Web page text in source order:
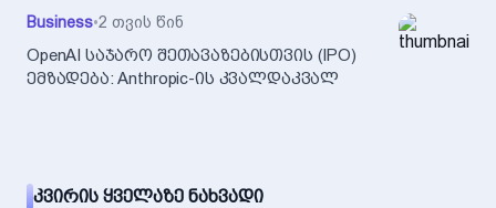
Business•2 თვის წინ
OpenAI საჯარო შეთავაზებისთვის (IPO)
ემზადება: Anthropic-ის კვალდაკვალ
ᲙᲕᲘᲠᲘᲡ ᲧᲕᲔᲚᲐᲖᲔ ᲜᲐᲮᲕᲐᲓᲘ